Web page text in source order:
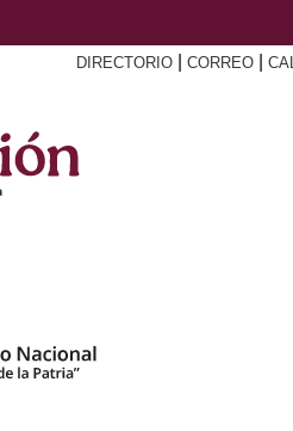
DIRECTORIO CORREO